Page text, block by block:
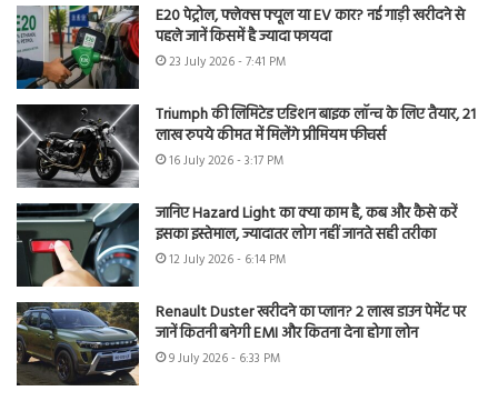
E20 पेट्रोल, फ्लेक्स फ्यूल या EV कार? नई गाड़ी खरीदने से
पहले जानें किसमें है ज्यादा फायदा
23 July 2026 - 7:41 PM
Triumph की लिमिटेड एडिशन बाइक लॉन्च के लिए तैयार, 21
लाख रुपये कीमत में मिलेंगे प्रीमियम फीचर्स
16 July 2026 - 3:17 PM
जानिए Hazard Light का क्या काम है, कब और कैसे करें
इसका इस्तेमाल, ज्यादातर लोग नहीं जानते सही तरीका
12 July 2026 - 6:14 PM
Renault Duster खरीदने का प्लान? 2 लाख डाउन पेमेंट पर
जानें कितनी बनेगी EMI और कितना देना होगा लोन
9 July 2026 - 6:33 PM